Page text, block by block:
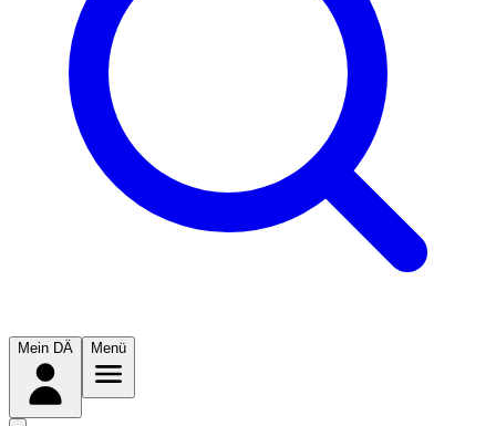
Mein DÄ Menü